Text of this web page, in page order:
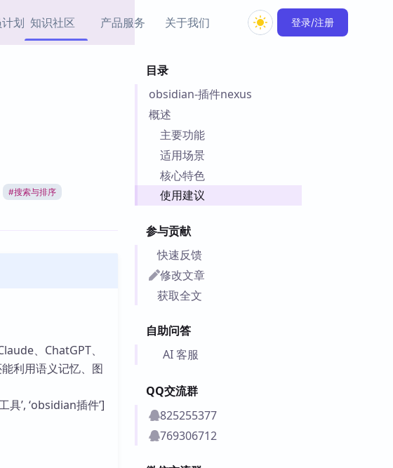
划 知识社区
热门链接Top5
产品服务
Obsidian 教程
关于我们 登录/注册
目录
obsidian-插件nexus
概述
主要功能
适用场景
核心特色
使用建议
参与贡献
快速反馈
修改文章
获取全文
自助问答
AI 客服
QQ交流群
825255377
769306712
#搜索与排序
、ChatGPT、
利用语义记忆、图
具’, ‘obsidian插件’]